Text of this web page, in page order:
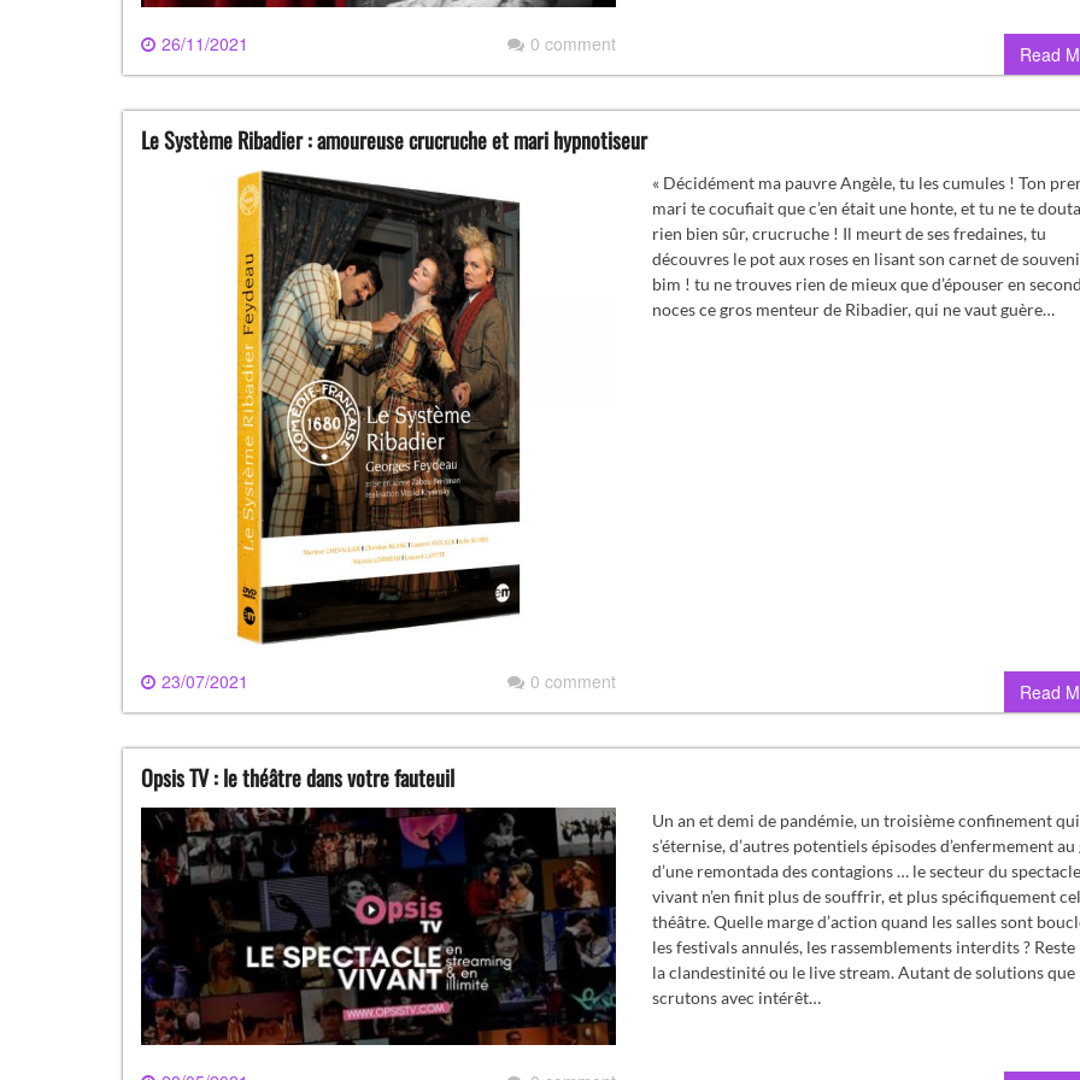
26/11/2021 0 comment Read
Le Système Ribadier : amoureuse crucruche et mari hypnotiseur
23/07/2021 0 comment
« Décidément ma pauvre Angèle, tu les cumules ! Ton
mari te cocufiait que c’en était une honte, et tu ne te
rien bien sûr, crucruche ! Il meurt de ses fredaines, tu
découvres le pot aux roses en lisant son carnet de
bim ! tu ne trouves rien de mieux que d’épouser en
noces ce gros menteur de Ribadier, qui ne vaut guère…
Read
Opsis TV : le théâtre dans votre fauteuil
Un an et demi de pandémie, un troisième confinement qui
s’éternise, d’autres potentiels épisodes d’enfermement au
d’une remontada des contagions … le secteur du spectacle
vivant n’en finit plus de souffrir, et plus spécifiquement
théâtre. Quelle marge d’action quand les salles sont
les festivals annulés, les rassemblements interdits ? Reste
la clandestinité ou le live stream. Autant de solutions que
scrutons avec intérêt…